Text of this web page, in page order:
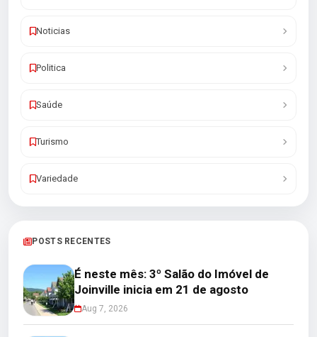
Noticias
Politica
Saúde
Turismo
Variedade
POSTS RECENTES
É neste mês: 3º Salão do Imóvel de
Joinville inicia em 21 de agosto
Aug 7, 2026